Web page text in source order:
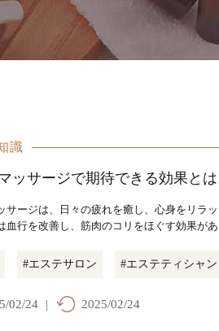
識
ッサージで期待できる効果と
サージは、日々の疲れを癒し、心身をリラ
血行を改善し、筋肉のコリをほぐす効果が
#エステサロン #エステティシャン
02/24 | 2025/02/24